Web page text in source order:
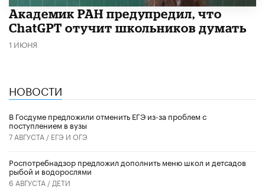
Академик РАН предупредил, что
ChatGPT отучит школьников думать
1 ИЮНЯ
НОВОСТИ
В Госдуме предложили отменить ЕГЭ из-за проблем с
поступлением в вузы
7 АВГУСТА / ЕГЭ И ОГЭ
Роспотребнадзор предложил дополнить меню школ и детсадов
рыбой и водорослями
6 АВГУСТА / ДЕТИ